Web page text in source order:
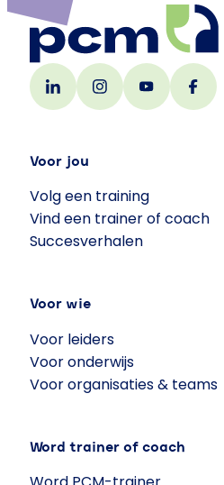
Voor jou
Volg een training
Vind een trainer of coach
Succesverhalen
Voor wie
Voor leiders
Voor onderwijs
Voor organisaties & teams
Word trainer of coach